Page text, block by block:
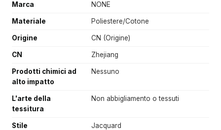
Marca NONE
Materiale Poliestere/Cotone
Origine CN (Origine)
CN Zhejiang
Prodotti chimici ad
alto impatto
Nessuno
L'arte della
tessitura
Non abbigliamento o tessuti
Stile Jacquard